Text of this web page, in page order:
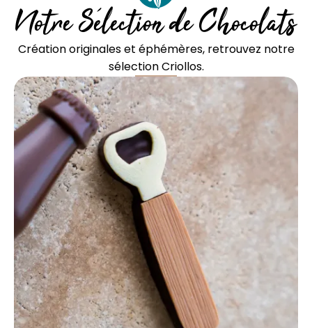
Notre Sélection de Chocolats
Création originales et éphémères, retrouvez notre
sélection Criollos.